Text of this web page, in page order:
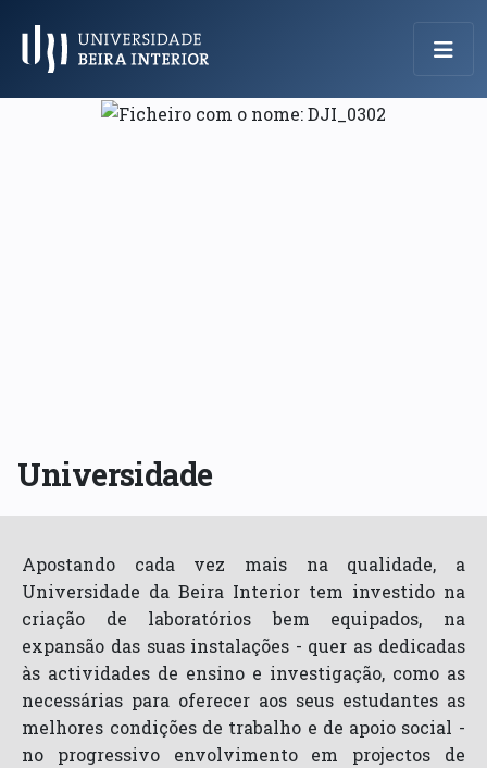
Menu Principal
Universidade
Apostando cada vez mais na qualidade, a
Universidade da Beira Interior tem investido na
criação de laboratórios bem equipados, na
expansão das suas instalações - quer as dedicadas
às actividades de ensino e investigação, como as
necessárias para oferecer aos seus estudantes as
melhores condições de trabalho e de apoio social -
no progressivo envolvimento em projectos de